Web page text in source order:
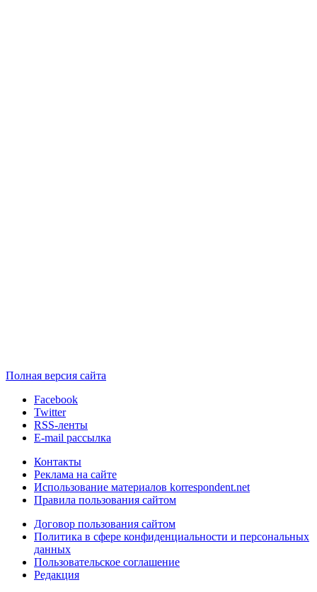
Полная версия сайта
Facebook
Twitter
RSS-ленты
E-mail рассылка
Контакты
Реклама на сайте
Использование материалов korrespondent.net
Правила пользования сайтом
Договор пользования сайтом
Политика в сфере конфиденциальности и персональных
данных
Пользовательское соглашение
Редакция